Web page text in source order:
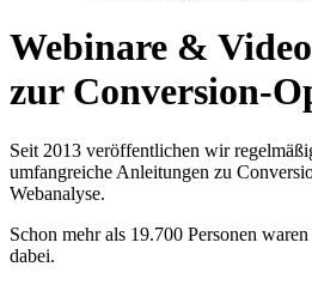
Webinare &
zur Conversion-
Seit 2013 veröffentlichen wir
umfangreiche Anleitungen zu
Webanalyse.
Schon mehr als 19.700 Personen
dabei.